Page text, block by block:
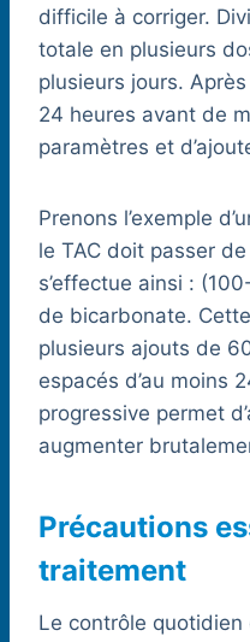
difficile à corriger.
totale en plusieurs
plusieurs jours.
24 heures avant de
paramètres et
Prenons l’exemple
le TAC doit passer
s’effectue ainsi :
de bicarbonate.
plusieurs ajouts de
espacés d’au moins
progressive permet
augmenter
Précautions
traitement
Le contrôle